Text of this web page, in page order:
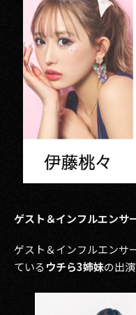
ゲスト＆インフルエンサ
ゲスト＆インフルエンサ
ているウチら3姉妹の出